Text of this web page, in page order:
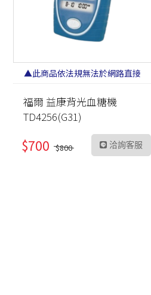
▲此商品依法規無法於網路直接
販售 請加LINE洽詢▲
福爾 益康背光血糖機
TD4256(G31)
$700 $800 洽詢客服